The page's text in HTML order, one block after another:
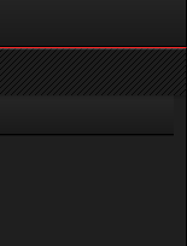
โทร. 081-811-1138
ลิกที่นี่